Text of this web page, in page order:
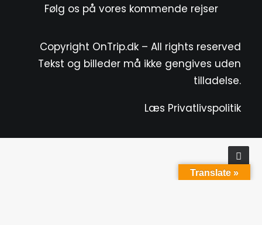
Følg os på vores kommende rejser
Copyright OnTrip.dk – All rights reserved
Tekst og billeder må ikke gengives uden
tilladelse.
Læs Privatlivspolitik
Translate »